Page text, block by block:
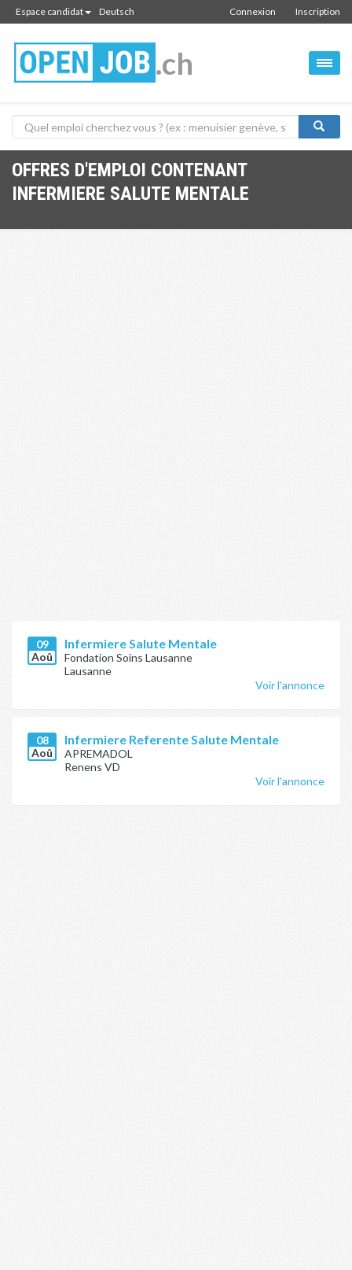
Espace candidat Deutsch Inscription
Connexion
.ch
OFFRES D'EMPLOI CONTENANT
INFERMIERE SALUTE MENTALE
09
Aoû
Infermiere Salute Mentale
Fondation Soins Lausanne
Lausanne
Voir l'annonce
08
Aoû
Infermiere Referente Salute Mentale
APREMADOL
Renens VD
Voir l'annonce